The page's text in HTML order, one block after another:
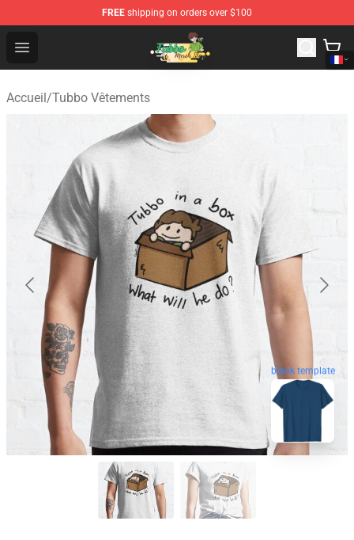
FREE shipping on orders over $100
Open menu
Tubbo Store - Official Tubbo Merchandise Shop
Accueil/Tubbo Vêtements
blank template